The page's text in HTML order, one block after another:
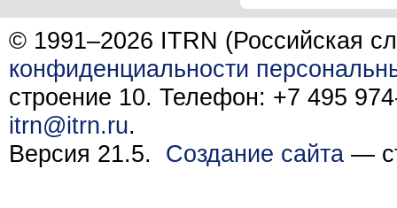
© 1991–2026 ITRN (Российская
конфиденциальности
строение 10. Телефон: +7 495
itrn@itrn.ru.
Версия 21.5. Создание сайта —